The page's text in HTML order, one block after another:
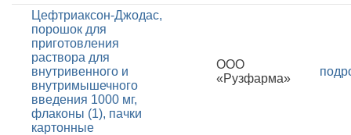
Цефтриаксон-Джодас,
порошок для
приготовления
раствора для
внутривенного и
внутримышечного
введения 1000 мг,
флаконы (1), пачки
картонные
ООО
«Рузфарма»